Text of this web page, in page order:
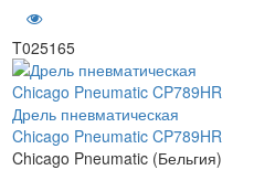
T025165
Дрель пневматическая
Chicago Pneumatic CP789HR
Chicago Pneumatic (Бельгия)